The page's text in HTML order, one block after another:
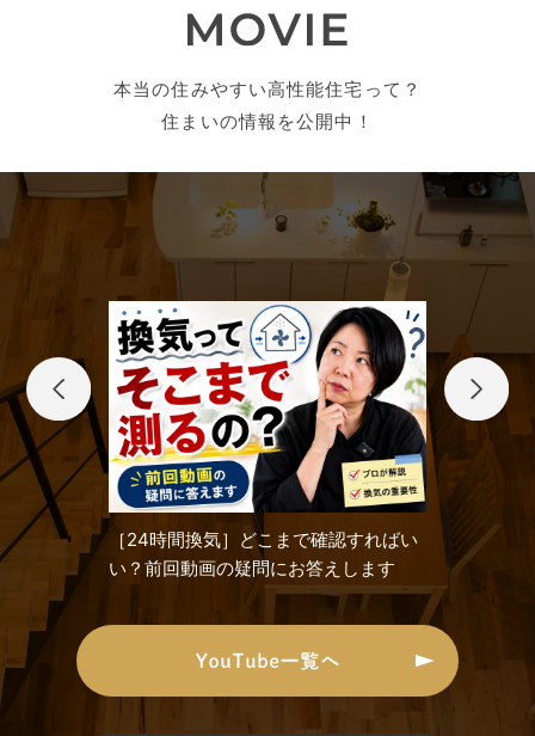
本当の住みやすい高性能住宅って？
住まいの情報を公開中！
［24時間換気］どこまで確認すればい
い？前回動画の疑問にお答えします